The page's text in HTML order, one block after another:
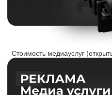
- Стоимость медиауслуг